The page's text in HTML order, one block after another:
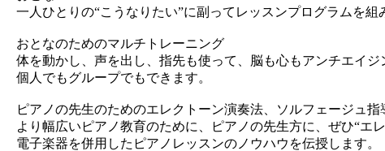
一人ひとりの“こうなりたい”に副ってレッスンプログラムを組
おとなのためのマルチトレーニング
体を動かし、声を出し、指先も使って、脳も心もアンチエイジ
個人でもグループでもできます。
ピアノの先生のためのエレクトーン演奏法、ソルフェージュ指
より幅広いピアノ教育のために、ピアノの先生方に、ぜひ“エ
電子楽器を併用したピアノレッスンのノウハウを伝授します。